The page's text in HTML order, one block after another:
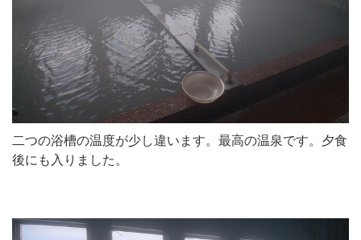
二つの浴槽の温度が少し違います。最高の温泉です。夕食
後にも入りました。